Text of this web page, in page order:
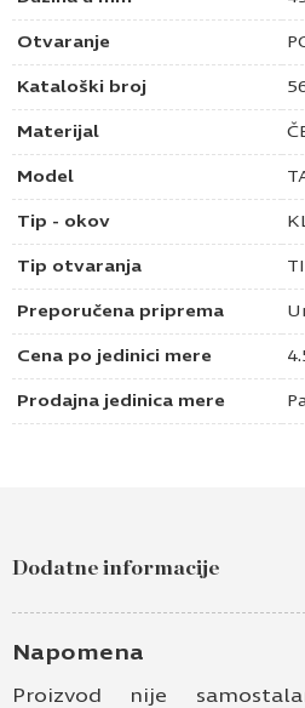
Otvaranje
Kataloški broj
Materijal
Model
Tip - okov
Tip otvaranja
Preporučena priprema
Cena po jedinici mere
Prodajna jedinica mere
Dodatne informacije
Napomena
Proizvod nije